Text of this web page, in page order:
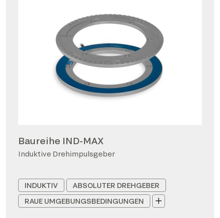
Baureihe IND-MAX
Induktive Drehimpulsgeber
INDUKTIV
ABSOLUTER DREHGEBER
RAUE UMGEBUNGSBEDINGUNGEN